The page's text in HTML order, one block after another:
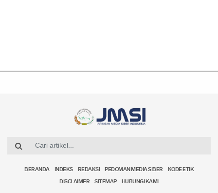
BERANDA INDEKS REDAKSI PEDOMAN MEDIA SIBER KODE ETIK
DISCLAIMER SITEMAP HUBUNGI KAMI